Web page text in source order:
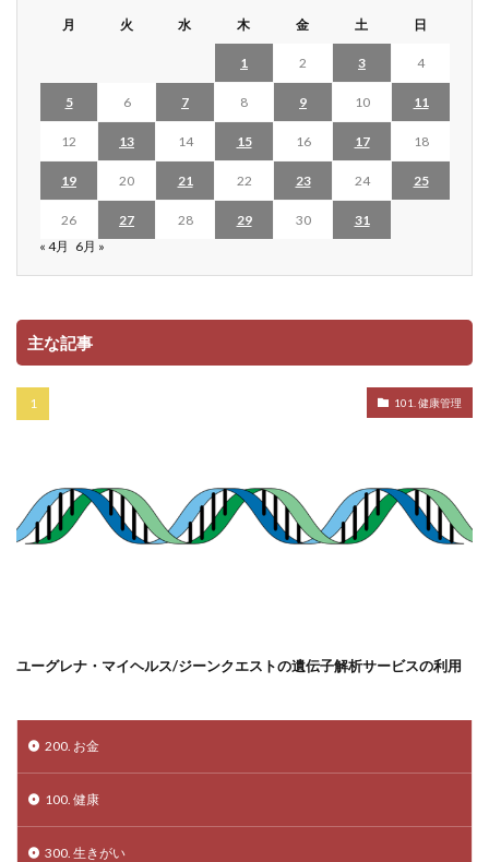
月 火 水 木 金 土 日
1 2 3 4
5 6 7 8 9 10 11
12 13 14 15 16 17 18
19 20 21 22 23 24 25
26 27 28 29 30
31
« 4月 6月 »
主な記事
101. 健康管理
ユーグレナ・マイヘルス/ジーンクエストの遺伝子解析サービスの利用
200. お金
100. 健康
300. 生きがい